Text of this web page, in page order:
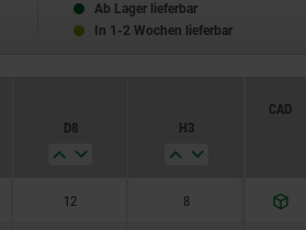
Ab Lager lieferbar
In 1-2 Wochen lieferbar
D8 H3
CAD
12 8